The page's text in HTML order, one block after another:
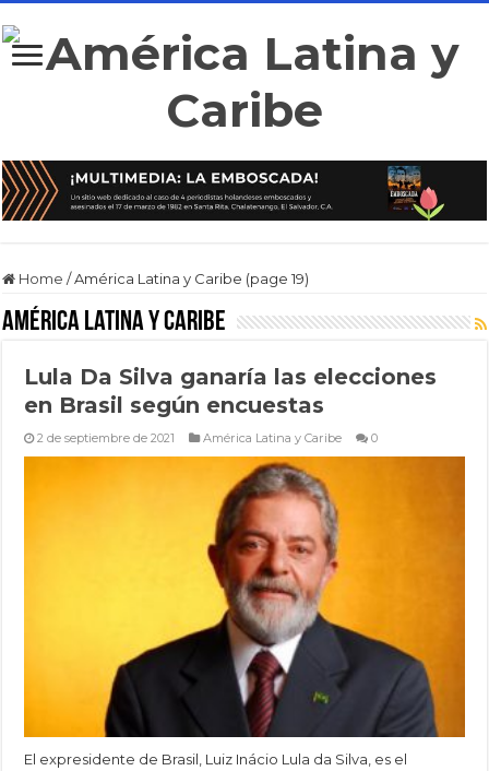
Home /América Latina y Caribe (page 19)
América Latina y Caribe
Lula Da Silva ganaría las elecciones
en Brasil según encuestas
2 de septiembre de 2021 América Latina y Caribe 0
El expresidente de Brasil, Luiz Inácio Lula da Silva, es el